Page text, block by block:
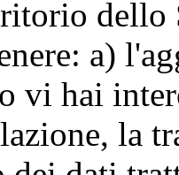
dello
a)
vi hai
la